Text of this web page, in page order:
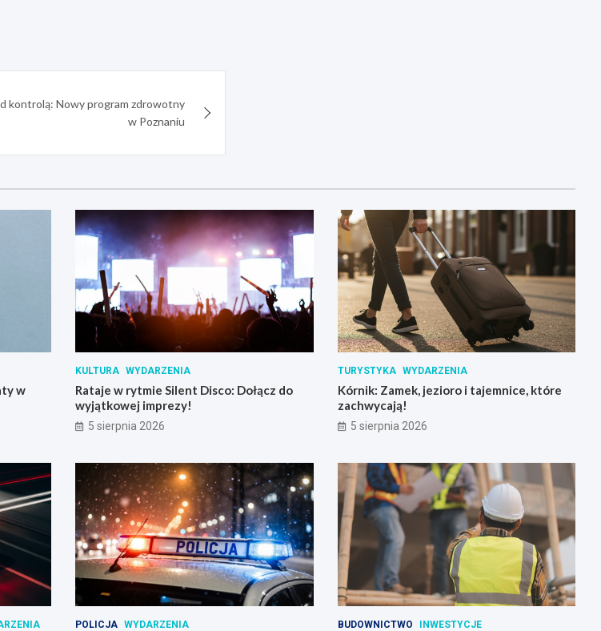
kontrolą: Nowy program zdrowotny
w Poznaniu
w
KULTURA WYDARZENIA
Rataje w rytmie Silent Disco: Dołącz do
wyjątkowej imprezy!
5 sierpnia 2026
TURYSTYKA WYDARZENIA
Kórnik: Zamek, jezioro i tajemnice, które
zachwycają!
5 sierpnia 2026
POLICJA WYDARZENIA BUDOWNICTWO INWESTYCJE